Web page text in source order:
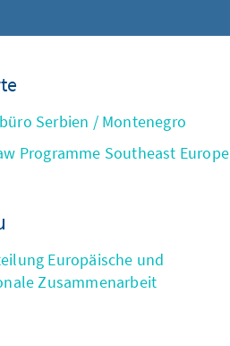
Serbien / Montenegro
Programme Southeast Europe
Europäische und
Zusammenarbeit